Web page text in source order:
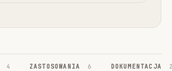
4 ZASTOSOWANIA 6 DOKUMENTACJA